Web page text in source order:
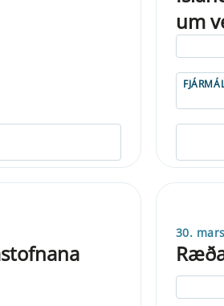
um
30.